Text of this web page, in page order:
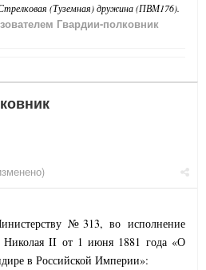
(Туземная) дружина (ПВМ176).
Гвардии-полковник
№313, во исполнение
Николая II от 1 июня 1881 года «О
в Российской Империи»: